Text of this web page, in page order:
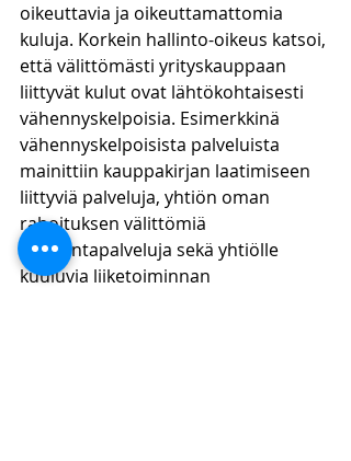
oikeuttavia ja oikeuttamattomia
kuluja. Korkein hallinto-oikeus katsoi,
että välittömästi yrityskauppaan
liittyvät kulut ovat lähtökohtaisesti
vähennyskelpoisia. Esimerkkinä
vähennyskelpoisista palveluista
mainittiin kauppakirjan laatimiseen
liittyviä palveluja, yhtiön oman
rahoituksen välittömiä
neuvontapalveluja sekä yhtiölle
kuuluvia liiketoiminnan